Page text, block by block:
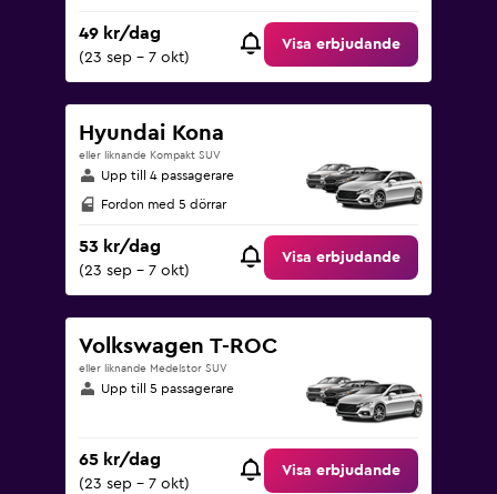
49 kr/dag
(23 sep - 7 okt)
Visa erbjudande
Hyundai Kona
eller liknande Kompakt SUV
Upp till 4 passagerare
Fordon med 5 dörrar
53 kr/dag
(23 sep - 7 okt)
Visa erbjudande
Volkswagen T-ROC
eller liknande Medelstor SUV
Upp till 5 passagerare
65 kr/dag
(23 sep - 7 okt)
Visa erbjudande